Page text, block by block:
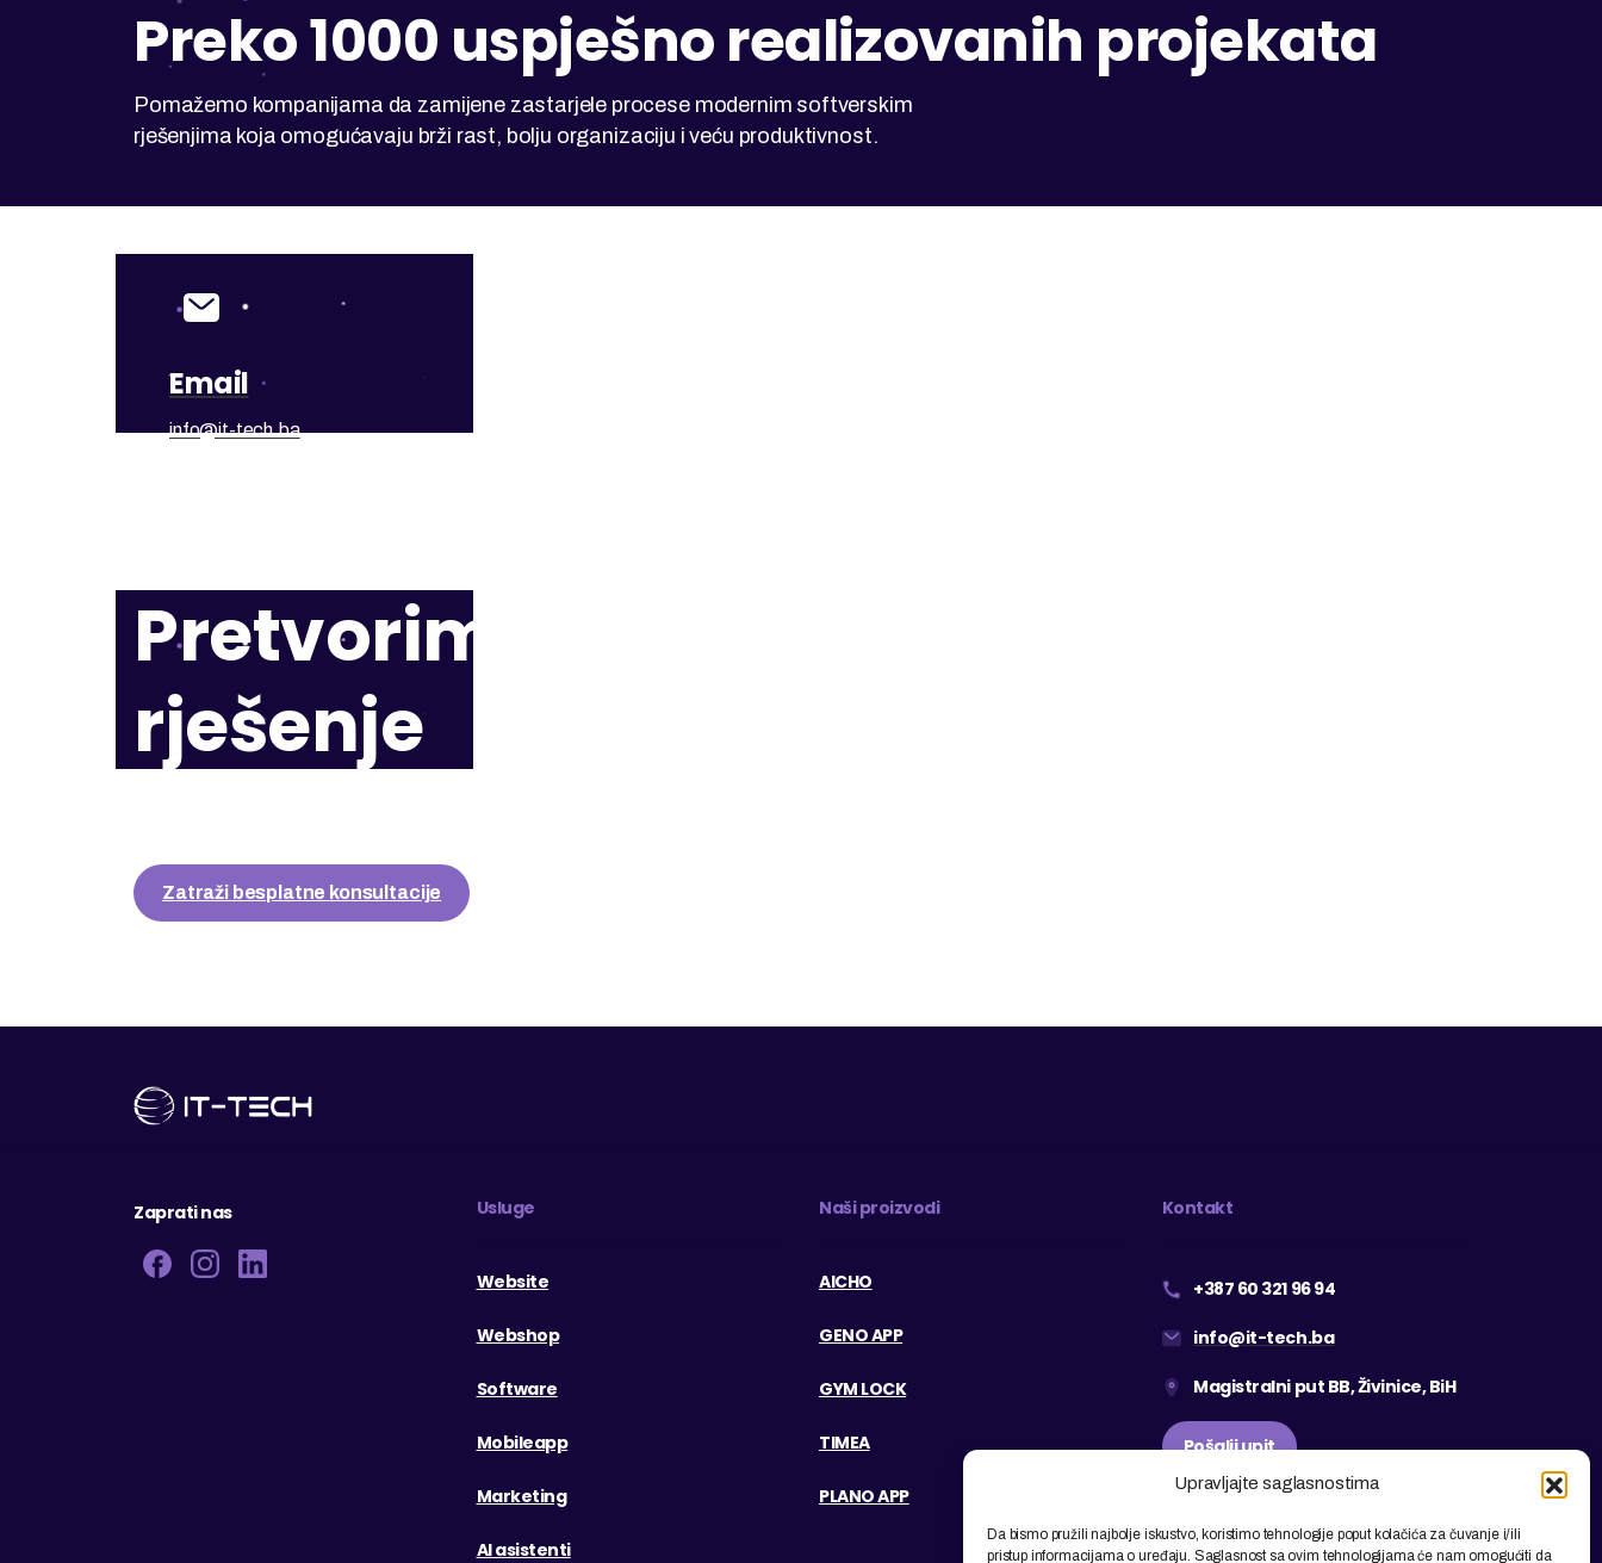
Upravljajte saglasnostima
Da bismo pružili najbolje iskustvo, koristimo tehnologije poput kolačića za čuvanje i/ili
pristup informacijama o uređaju. Saglasnost sa ovim tehnologijama će nam omogućiti da
Preko 1000 uspješno realizovanih projekata
Pomažemo kompanijama da zamijene zastarjele procese modernim softverskim
rješenjima koja omogućavaju brži rast, bolju organizaciju i veću produktivnost.
Email
info@it-tech.ba
Pretvorimo vašu ideju u softversko
rješenje
Zatraži besplatne konsultacije
Zaprati nas Usluge
Website
Webshop
Software
Mobileapp
Marketing
AI asistenti
Naši proizvodi
AICHO
GENO APP
GYM LOCK
TIMEA
PLANO APP
Kontakt
+387 60 321 96 94
info@it-tech.ba
Magistralni put BB, Živinice, BiH
Pošalji upit